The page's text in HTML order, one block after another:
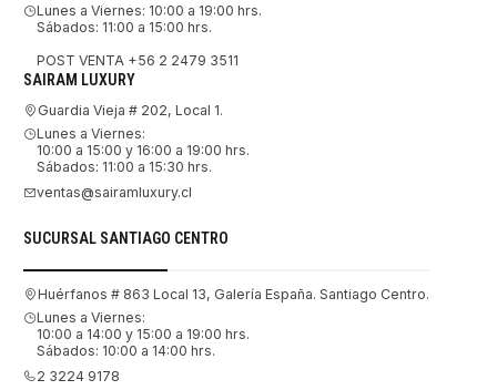
Lunes a Viernes: 10:00 a 19:00 hrs.
Sábados: 11:00 a 15:00 hrs.
POST VENTA +56 2 2479 3511
SAIRAM LUXURY
Guardia Vieja # 202, Local 1.
Lunes a Viernes:
10:00 a 15:00 y 16:00 a 19:00 hrs.
Sábados: 11:00 a 15:30 hrs.
ventas@sairamluxury.cl
SUCURSAL SANTIAGO CENTRO
Huérfanos # 863 Local 13, Galería España. Santiago Centro.
Lunes a Viernes:
10:00 a 14:00 y 15:00 a 19:00 hrs.
Sábados: 10:00 a 14:00 hrs.
2 3224 9178